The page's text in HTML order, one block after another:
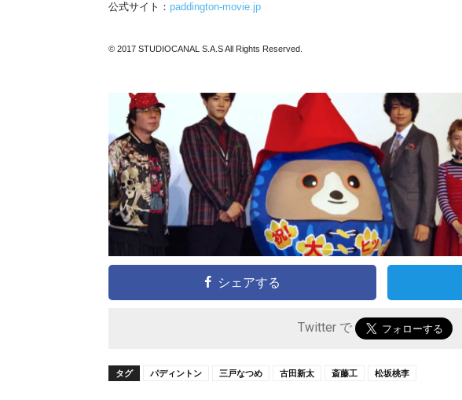
公式サイト： paddington-movie.jp
© 2017 STUDIOCANAL S.A.S All Rights Reserved.
シェアする
Twitter で
タグ パディントン 三戸なつめ 古田新太 斎藤工 松坂桃李